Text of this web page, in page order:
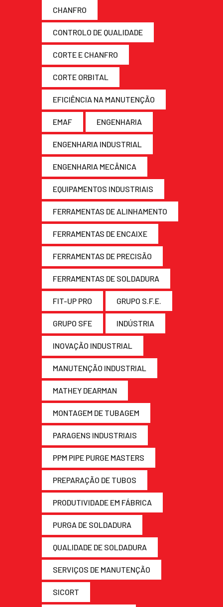
CHANFRO
CONTROLO DE QUALIDADE
CORTE E CHANFRO
CORTE ORBITAL
EFICIÊNCIA NA MANUTENÇÃO
EMAF ENGENHARIA
ENGENHARIA INDUSTRIAL
ENGENHARIA MECÂNICA
EQUIPAMENTOS INDUSTRIAIS
FERRAMENTAS DE ALINHAMENTO
FERRAMENTAS DE ENCAIXE
FERRAMENTAS DE PRECISÃO
FERRAMENTAS DE SOLDADURA
FIT-UP PRO GRUPO S.F.E.
GRUPO SFE INDÚSTRIA
INOVAÇÃO INDUSTRIAL
MANUTENÇÃO INDUSTRIAL
MATHEY DEARMAN
MONTAGEM DE TUBAGEM
PARAGENS INDUSTRIAIS
PPM PIPE PURGE MASTERS
PREPARAÇÃO DE TUBOS
PRODUTIVIDADE EM FÁBRICA
PURGA DE SOLDADURA
QUALIDADE DE SOLDADURA
SERVIÇOS DE MANUTENÇÃO
SICORT